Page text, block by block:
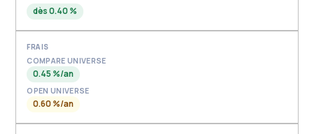
dès 0.40 %
COMPARE UNIVERSE
0.45 %/an
OPEN UNIVERSE
0.60 %/an